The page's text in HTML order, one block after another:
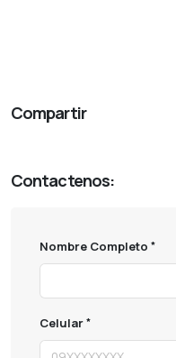
Compartir
Contactenos:
Nombre Completo
Celular